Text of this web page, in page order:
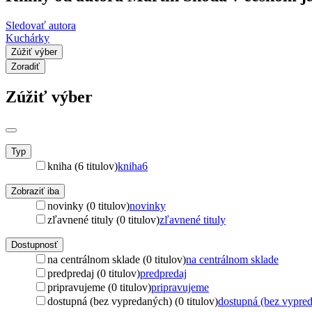
Sledovať autora
Kuchárky
Zúžiť výber
Zoradiť
Zúžiť výber
Typ
kniha (6 titulov)kniha6
Zobraziť iba
novinky (0 titulov)novinky
zľavnené tituly (0 titulov)zľavnené tituly
Dostupnosť
na centrálnom sklade (0 titulov)na centrálnom sklade
predpredaj (0 titulov)predpredaj
pripravujeme (0 titulov)pripravujeme
dostupná (bez vypredaných) (0 titulov)dostupná (bez